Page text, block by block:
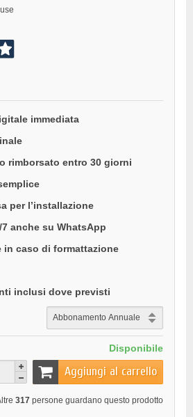
immediata
rimborsato entro 30 giorni
per l’installazione
anche su WhatsApp
in caso di formattazione
inclusi dove previsti
Disponibile
Aggiungi al carrello
317 persone guardano questo prodotto